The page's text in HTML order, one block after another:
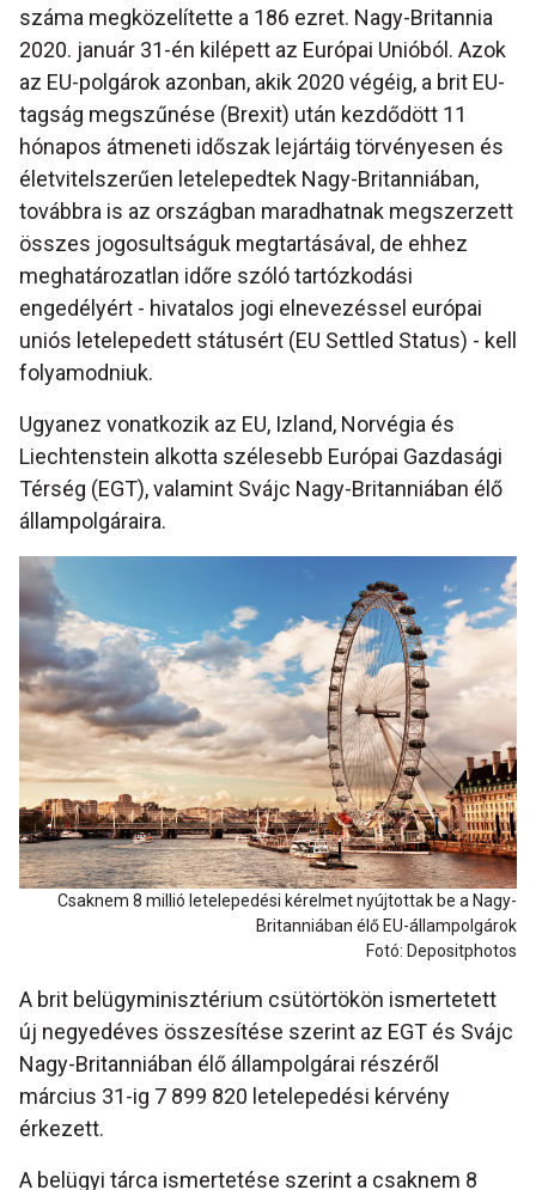
száma megközelítette a 186 ezret. Nagy-Britannia
2020. január 31-én kilépett az Európai Unióból. Azok
az EU-polgárok azonban, akik 2020 végéig, a brit EU-
tagság megszűnése (Brexit) után kezdődött 11
hónapos átmeneti időszak lejártáig törvényesen és
életvitelszerűen letelepedtek Nagy-Britanniában,
továbbra is az országban maradhatnak megszerzett
összes jogosultságuk megtartásával, de ehhez
meghatározatlan időre szóló tartózkodási
engedélyért - hivatalos jogi elnevezéssel európai
uniós letelepedett státusért (EU Settled Status) - kell
folyamodniuk.
Ugyanez vonatkozik az EU, Izland, Norvégia és
Liechtenstein alkotta szélesebb Európai Gazdasági
Térség (EGT), valamint Svájc Nagy-Britanniában élő
állampolgáraira.
Csaknem 8 millió letelepedési kérelmet nyújtottak be a Nagy-
Britanniában élő EU-állampolgárok
Fotó: Depositphotos
A brit belügyminisztérium csütörtökön ismertetett
új negyedéves összesítése szerint az EGT és Svájc
Nagy-Britanniában élő állampolgárai részéről
március 31-ig 7 899 820 letelepedési kérvény
érkezett.
A belügyi tárca ismertetése szerint a csaknem 8